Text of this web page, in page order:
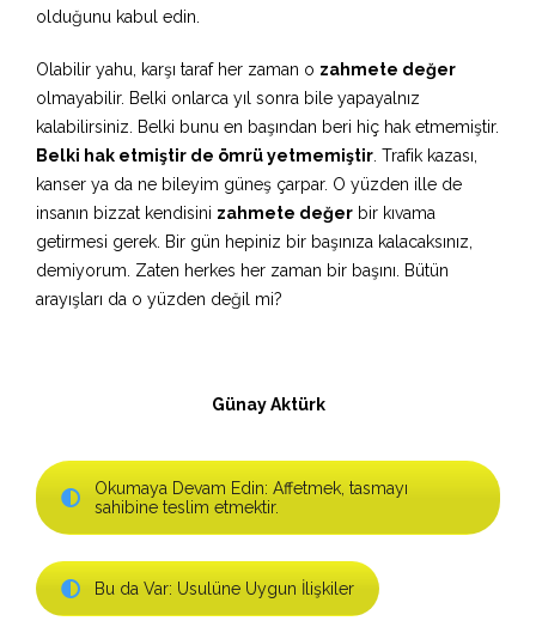
olduğunu kabul edin.
Olabilir yahu, karşı taraf her zaman o zahmete değer
olmayabilir. Belki onlarca yıl sonra bile yapayalnız
kalabilirsiniz. Belki bunu en başından beri hiç hak etmemiştir.
Belki hak etmiştir de ömrü yetmemiştir. Trafik kazası,
kanser ya da ne bileyim güneş çarpar. O yüzden ille de
insanın bizzat kendisini zahmete değer bir kıvama
getirmesi gerek. Bir gün hepiniz bir başınıza kalacaksınız,
demiyorum. Zaten herkes her zaman bir başını. Bütün
arayışları da o yüzden değil mi?
Günay Aktürk
Okumaya Devam Edin: Affetmek, tasmayı
sahibine teslim etmektir.
Bu da Var: Usulüne Uygun İlişkiler